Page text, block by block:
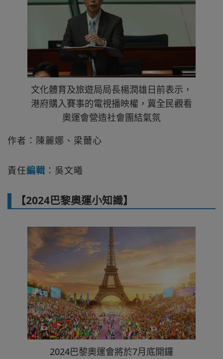
文化體育及旅遊局局長楊潤雄日前表示，
港府購入賽事的電視播映權，冀全民觀看
奧運會營造社會團結氣氛
作者：陳麗娜、梁薾心
責任編輯 ：吳文曦
【2024巴黎奧運小知識】
2024巴黎奧運會將於7月底開鑼